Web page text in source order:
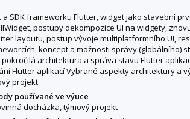
SDK frameworku Flutter, widget jako stavební
postupy dekompozice UI na widgety,
layoutu, postup vývoje multiplatformního UI,
koncept a možnosti správy
architektura a správa stavu Flutter
Flutter aplikací Vybrané aspekty architektury a
projekt
používané ve výuce
docházka, týmový projekt